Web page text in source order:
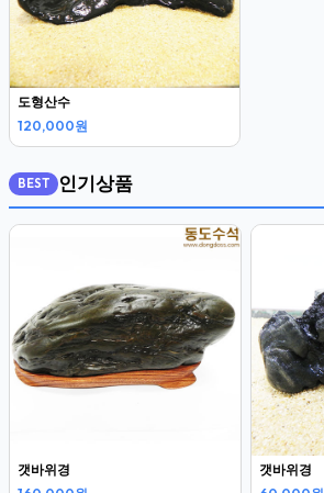
도형산수
120,000원
BEST 인기상품
갯바위경
갯바위경